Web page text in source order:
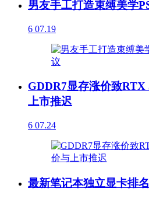
男友手工打造束缚美学
6 07.19
GDDR7显存涨价致
上市推迟
6 07.24
最新笔记本独立显卡排名